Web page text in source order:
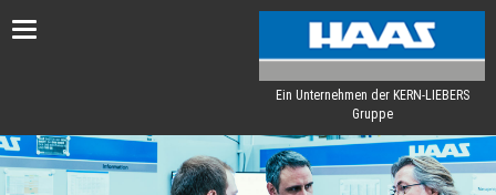
Toggle
Ein Unternehmen der KERN-LIEBERS
Gruppe